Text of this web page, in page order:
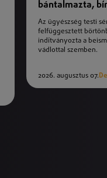
bántalmazta,
férfi
Az ügyészség testi
felfüggesztett
indítványozta a
vádlottal szemben.
2026. augusztus 07.